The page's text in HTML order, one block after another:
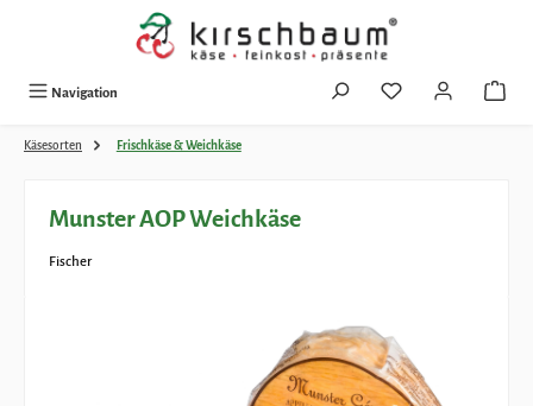
Zum Hauptinhalt springen
Navigation
Käsesorten Frischkäse & Weichkäse
Munster AOP Weichkäse
Fischer